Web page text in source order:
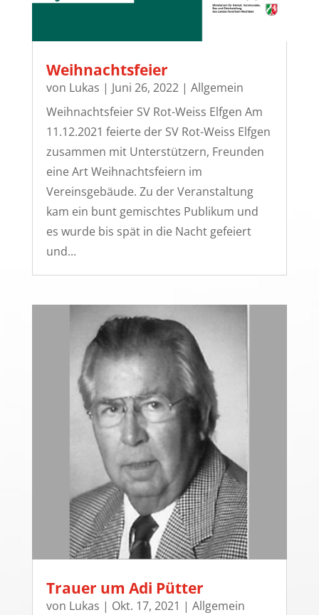
Weihnachtsfeier
von Lukas | Juni 26, 2022| Allgemein
Weihnachtsfeier SV Rot-Weiss Elfgen Am
11.12.2021 feierte der SV Rot-Weiss Elfgen
zusammen mit Unterstützern, Freunden
eine Art Weihnachtsfeiern im
Vereinsgebäude. Zu der Veranstaltung
kam ein bunt gemischtes Publikum und
es wurde bis spät in die Nacht gefeiert
und...
Trauer um Adi Pütter
von Lukas | Okt. 17, 2021 | Allgemein